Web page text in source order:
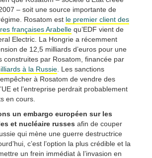
– soit une source importante de
Rosatom est le premier client des
françaises Arabelle qu’EDF vient de
Electric. La Hongrie a récemment
de 12,5 milliards d’euros pour une
construites par Rosatom, financée par
à la Russie . Les sanctions
à Rosatom de vendre des
et l’entreprise perdrait probablement
en cours.
un embargo européen sur les
et nucléaire russes afin de couper
qui mène une guerre destructrice
c’est l’option la plus crédible et la
un frein immédiat à l’invasion en